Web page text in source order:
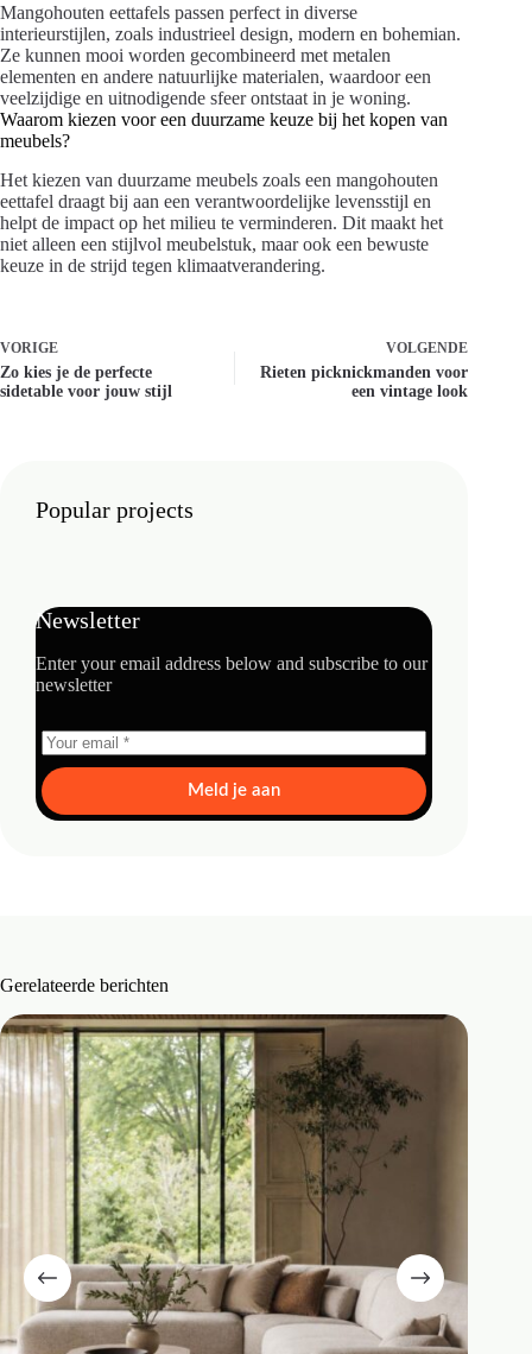
Mangohouten eettafels passen perfect in diverse
interieurstijlen, zoals industrieel design, modern en bohemian.
Ze kunnen mooi worden gecombineerd met metalen
elementen en andere natuurlijke materialen, waardoor een
veelzijdige en uitnodigende sfeer ontstaat in je woning.
Waarom kiezen voor een duurzame keuze bij het kopen van
meubels?
Het kiezen van duurzame meubels zoals een mangohouten
eettafel draagt bij aan een verantwoordelijke levensstijl en
helpt de impact op het milieu te verminderen. Dit maakt het
niet alleen een stijlvol meubelstuk, maar ook een bewuste
keuze in de strijd tegen klimaatverandering.
VORIGE
Zo kies je de perfecte
sidetable voor jouw stijl
VOLGENDE
Rieten picknickmanden voor
een vintage look
Popular projects
Newsletter
Enter your email address below and subscribe to our
newsletter
Meld je aan
Gerelateerde berichten